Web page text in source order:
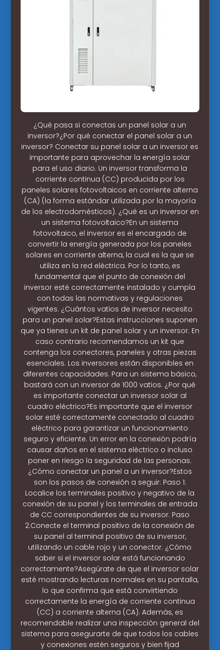
¿Qué pasa si conectas un panel solar a un
inversor?¿Por qué conectar el panel solar a un
inversor? Conectar su panel solar a un inversor es
importante para aprovechar la energía solar
para el uso diario. Un inversor transforma la
corriente continua (CC) producida por los
paneles solares fotovoltaicos en corriente alterna
(CA) (la forma estándar utilizada por la mayoría
de los electrodomésticos). ¿Qué es un inversor en
un sistema fotovoltaico?En un sistema
fotovoltaico, el inversor es el encargado de
convertir la energía generada por los paneles
solares en corriente alterna, la cual es la que se
utiliza en la red eléctrica. Por lo tanto, es
fundamental que el punto de conexión del
inversor esté correctamente instalado y cumpla
con todas las normativas y regulaciones
vigentes. ¿Cuántos vatios de inversor necesito
para un panel solar?Estas instrucciones suponen
que ya tienes un kit de panel solar y un inversor. En
caso contrario recomendamos un kit que
contenga los conectores, paneles y otras piezas
esenciales. Los inversores están disponibles en
diferentes capacidades. Para un sistema básico,
bastará con un inversor de 1000 vatios. ¿Por qué
es importante conectar un inversor solar al
cuadro eléctrico?Es importante que el inversor
solar esté correctamente conectado al cuadro
eléctrico para garantizar un funcionamiento
seguro y eficiente. Un error en la conexión podría
causar daños en el sistema eléctrico o incluso
poner en riesgo la seguridad de las personas.
¿Cómo conectar un panel a un inversor?Estos
son los pasos de conexión a seguir: Paso 1:
Localice los terminales positivo y negativo de la
conexión de su panel y los terminales de entrada
de CC correspondientes de su inversor. Paso
2:Conecte el terminal positivo de la conexión de
su panel al terminal positivo de su inversor,
utilizando un cable rojo y un conector. ¿Cómo
saber si el inversor solar está funcionando
correctamente?Asegúrate de que el inversor solar
esté mostrando lecturas normales en su pantalla,
lo que confirma que está convirtiendo
correctamente la energía de corriente continua
(CC) a corriente alterna (CA). Además, es
recomendable realizar una inspección general del
sistema para asegurarte de que todos los cables
y conexiones estén seguros y bien fijad